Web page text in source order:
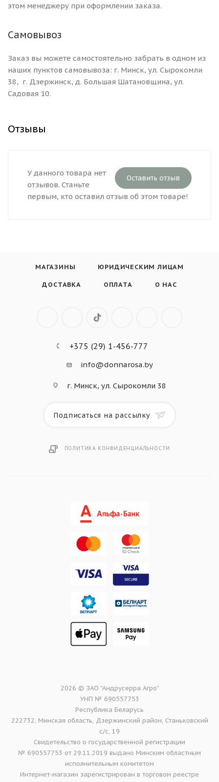
этом менеджеру при оформлении заказа.
Самовывоз
Заказ вы можете самостоятельно забрать в одном из
наших пунктов самовывоза: г. Минск, ул. Сырокомли
38, г. Дзержинск, д. Большая Шатановщина, ул.
Садовая 10.
Отзывы
Оставить отзыв
У данного товара нет
отзывов. Станьте
первым, кто оставил отзыв об этом товаре!
МАГАЗИНЫ ЮРИДИЧЕСКИМ ЛИЦАМ
ДОСТАВКА ОПЛАТА О НАС
+375 (29) 1-456-777
info@donnarosa.by
г. Минск, ул. Сырокомли 38
Подписаться на рассылку
ПОЛИТИКА КОНФИДЕНЦИАЛЬНОСТИ
2026 © ЗАО "Андрусерра Агро"
УНП № 690557753
Республика Беларусь
222732, Минская область, Дзержинский район, Станьковский
с/с, 19
Свидетельство о государственной регистрации
№ 690557753 от 29.11.2019 выдано Минским областным
исполнительным комитетом
Интернет-магазин зарегистрирован в торговом реестре